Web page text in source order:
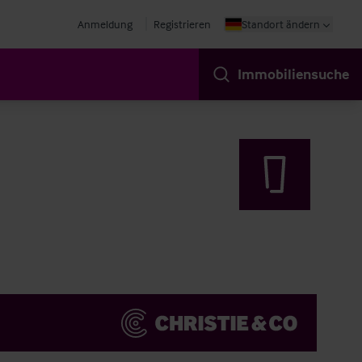
Anmeldung Registrieren Standort ändern
Immobiliensuche